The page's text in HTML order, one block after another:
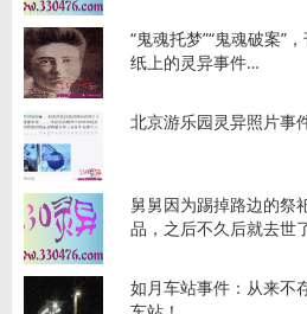
“鬼魂托梦”“鬼魂破案”
纸上的灵异事件…
北京游乐园灵异照片事
舅舅因为踢掉路边的祭
品，之后不久后就去世
如月车站事件：从来不